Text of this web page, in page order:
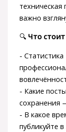
важно
🔍 Что
-
- Какие
сохранения
- В какое
публикуйте